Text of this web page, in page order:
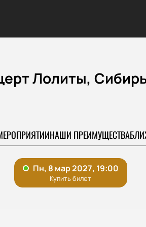
Лолиты,
НАШИ ПРЕИМУЩЕСТВА